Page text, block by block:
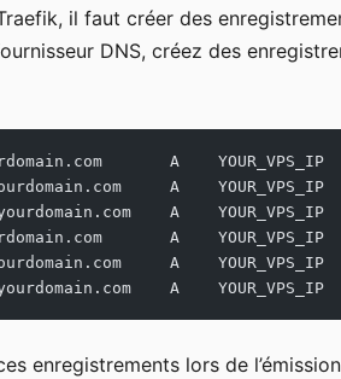
il faut créer des
DNS, créez des
A    YOUR_VPS_IP
A    YOUR_VPS_IP
A    YOUR_VPS_IP
A    YOUR_VPS_IP
A    YOUR_VPS_IP
A    YOUR_VPS_IP
enregistrements lors de